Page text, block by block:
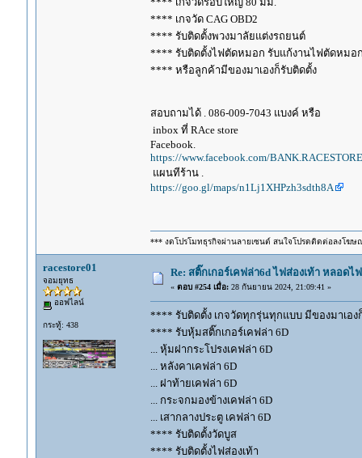
**** เกจวัด CAG OBD2
**** รับติดตั้งพวงมาลัยแต่งรถยนต์
**** รับติดตั้งไฟตัดหมอก รับแก้งานไฟตัดหมอ
**** หรือลูกค้ามีของมาเองก็รับติดตั้ง
สอบถามได้ . 086-009-7043 แบงค์ หรือ
inbox ที่ RAce store
Facebook.
https://www.facebook.com/
แผนทีร้าน .
https://goo.gl/maps/n1Lj1XHPzh3sdth8A
*** งดโปรโมทธุรกิจผ่านลายเซนต์ สนใจโปรดติดต่อลงโฆษ
racestore01
จอมยุทธ
ออฟไลน์
กระทู้: 438
Re: สติ๊กเกอร์เคฟล่า6d ไฟส่องเท้า หลอด
« ตอบ #254 เมื่อ:28 กันยายน 2024, 21:09:41 »
**** รับติดตั้ง เกจวัดทุกรุ่นทุกแบบ มีของมาเอง
**** รับหุ้มสติ๊กเกอร์เคฟล่า 6D
... หุ้มฝากระโปรงเคฟล่า 6D
... หลังคาเคฟล่า 6D
... ฝาท้ายเคฟล่า 6D
... กระจกมองข้างเคฟล่า 6D
... เสากลางประตู เคฟล่า 6D
**** รับติดตั้งวัดบูส
**** รับติดตั้งไฟส่องเท้า